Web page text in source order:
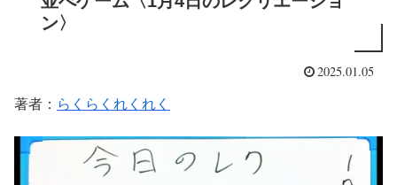
ン〉
2025.01.05
著者： らくらくれくれく